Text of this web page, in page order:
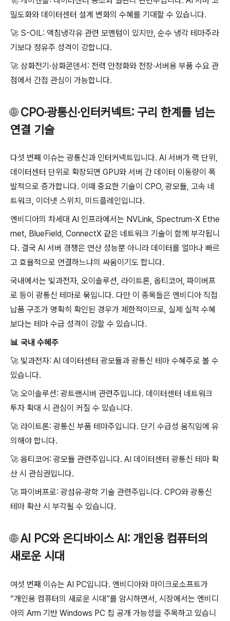
밀도화와 데이터센터 설계 변화의 수혜를 기대할 수 있습니다.
🚀 S-OIL: 액침냉각유 관련 모멘텀이 있지만, 순수 냉각 테마주라
기보다 정유주 성격이 강합니다.
🚀 삼화전기·삼화콘덴서: 전력 안정화와 전장·서버용 부품 수요 관
점에서 간접 관심이 가능합니다.
🌐CPO·광통신·인터커넥트: 구리 한계를 넘는
연결 기술
다섯 번째 이슈는 광통신과 인터커넥트입니다. AI 서버가 랙 단위,
데이터센터 단위로 확장되면 GPU와 서버 간 데이터 이동량이 폭
발적으로 증가합니다. 이때 중요한 기술이 CPO, 광모듈, 고속 네
트워크, 이더넷 스위치, 미드플레인입니다.
엔비디아의 차세대 AI 인프라에서는 NVLink, Spectrum-X Ethe
rnet, BlueField, ConnectX 같은 네트워크 기술이 함께 부각됩니
다. 결국 AI 서버 경쟁은 연산 성능뿐 아니라 데이터를 얼마나 빠르
고 효율적으로 연결하느냐의 싸움이기도 합니다.
국내에서는 빛과전자, 오이솔루션, 라이트론, 옵티코어, 파이버프
로 등이 광통신 테마로 묶입니다. 다만 이 종목들은 엔비디아 직접
납품 구조가 명확히 확인된 경우가 제한적이므로, 실제 실적 수혜
보다는 테마 수급 성격이 강할 수 있습니다.
📊 국내 수혜주
🚀 빛과전자: AI 데이터센터 광모듈과 광통신 테마 수혜주로 볼 수
있습니다.
🚀 오이솔루션: 광트랜시버 관련주입니다. 데이터센터 네트워크
투자 확대 시 관심이 커질 수 있습니다.
🚀 라이트론: 광통신 부품 테마주입니다. 단기 수급성 움직임에 유
의해야 합니다.
🚀 옵티코어: 광모듈 관련주입니다. AI 데이터센터 광통신 테마 확
산 시 관심권입니다.
🚀 파이버프로: 광섬유·광학 기술 관련주입니다. CPO와 광통신
테마 확산 시 부각될 수 있습니다.
🌐AI PC와 온디바이스 AI: 개인용 컴퓨터의
새로운 시대
여섯 번째 이슈는 AI PC입니다. 엔비디아와 마이크로소프트가
“개인용 컴퓨터의 새로운 시대”를 암시하면서, 시장에서는 엔비디
아의 Arm 기반 Windows PC 칩 공개 가능성을 주목하고 있습니